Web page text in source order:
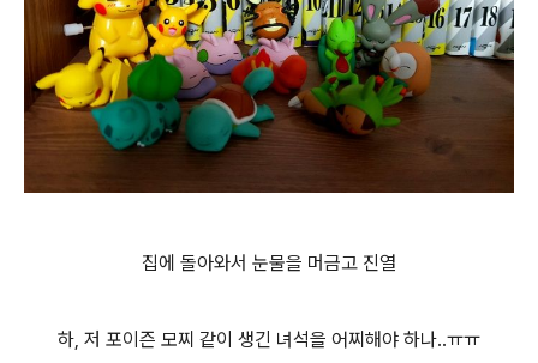
집에 돌아와서 눈물을 머금고 진열
하, 저 포이즌 모찌 같이 생긴 녀석을 어찌해야 하나..ㅠㅠ